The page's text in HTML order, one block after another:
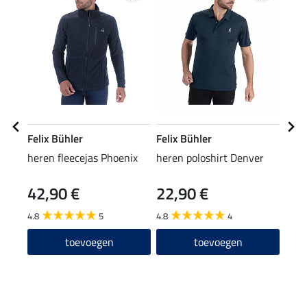
Felix Bühler
heren fleecejas Phoenix
42,90 €
4.8 5
toevoegen
Felix Bühler
heren poloshirt Denver
22,90 €
4.8 4
toevoegen